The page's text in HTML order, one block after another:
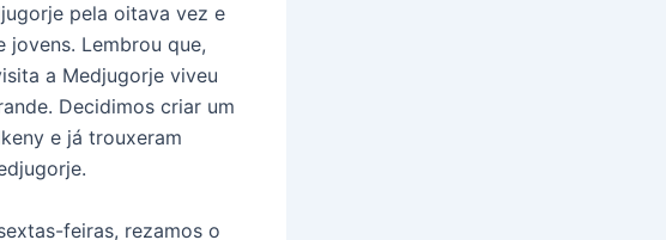
pela oitava vez e
Lembrou que,
a Medjugorje viveu
Decidimos criar um
e já trouxeram
feiras, rezamos o